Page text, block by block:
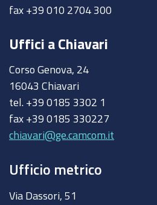
fax +39 010 2704 300
Uffici a Chiavari
Corso Genova, 24
16043 Chiavari
tel. +39 0185 3302 1
fax +39 0185 330227
chiavari@ge.camcom.it
Ufficio metrico
Via Dassori, 51